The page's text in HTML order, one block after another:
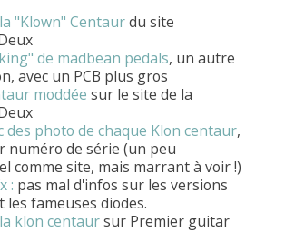
"Klown" Centaurdu site
de madbean pedals, un autre
avec un PCB plus gros
moddée sur le site de la
des photo de chaque Klon centaur,
numéro de série (un peu
comme site, mais marrant à voir !)
: pas mal d'infos sur les versions
les fameuses diodes.
klon centaursur Premier guitar